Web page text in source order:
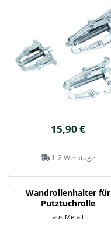
15,90 €
1-2 Werktage
Wandrollenhalter für
Putztuchrolle
aus Metall